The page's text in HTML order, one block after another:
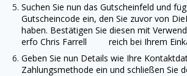
Suchen Sie nun das Gutscheinfeld und
Gutscheincode ein, den Sie zuvor von
haben. Bestätigen Sie diesen mit
erfo Chris Farrell reich bei Ihrem
Geben Sie nun Details wie Ihre
Zahlungsmethode ein und schließen Sie